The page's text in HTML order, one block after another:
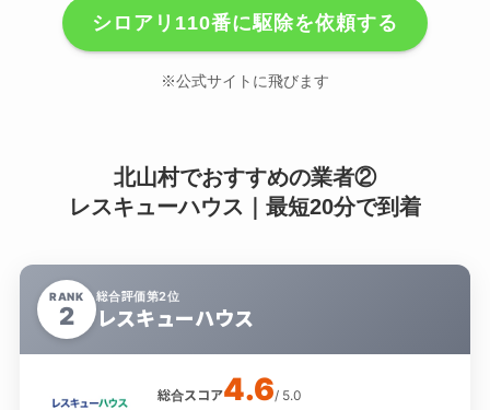
シロアリ110番に駆除を依頼する
※公式サイトに飛びます
北山村でおすすめの業者②
レスキューハウス｜最短20分で到着
RANK
2
総合評価第2位
レスキューハウス
総合スコア4.6/ 5.0